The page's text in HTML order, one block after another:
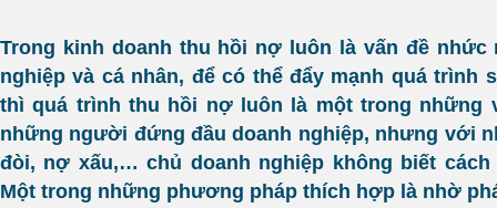
Trong kinh doanh thu hồi nợ luôn là vấn đề nhức
nghiệp và cá nhân, để có thể đẩy mạnh quá trình
thì quá trình thu hồi nợ luôn là một trong những
những người đứng đầu doanh nghiệp, nhưng với
đòi, nợ xấu,… chủ doanh nghiệp không biết
Một trong những phương pháp thích hợp là nhờ